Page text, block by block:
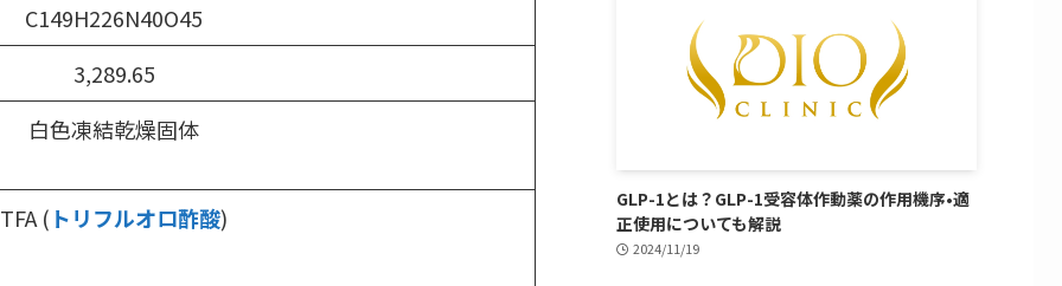
C149H226N40O45
3,289.65
白色凍結乾燥固体
TFA ( トリフルオロ酢酸)
GLP-1とは？GLP-1受容体作動薬の作用機序•適
正使用についても解説
2024/11/19